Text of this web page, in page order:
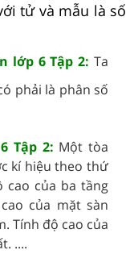
tử và mẫu là số
lớp 6 Tập 2: Ta
phải là phân số
Tập 2: Một tòa
kí hiệu theo thứ
cao của ba tầng
của mặt sàn
Tính độ cao của
....